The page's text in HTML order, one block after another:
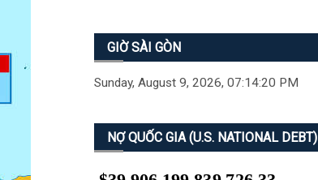
GIỜ SÀI GÒN
Sunday, August 9, 2026, 07:14:21 PM
NỢ QUỐC GIA (U.S. NATIONAL DEBT)